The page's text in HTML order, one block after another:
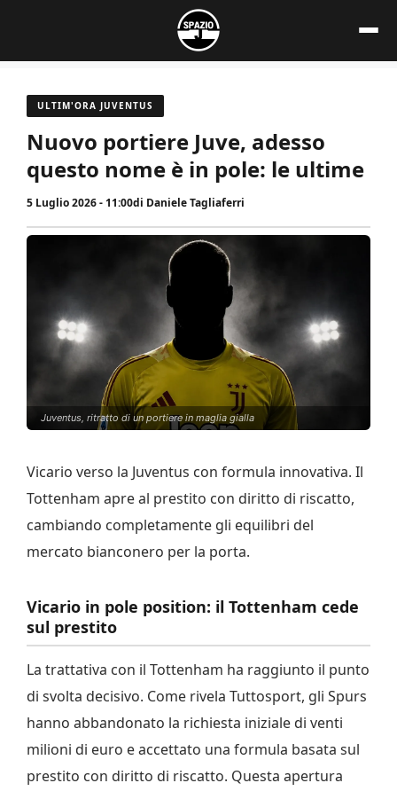
contenuto
ULTIM'ORA JUVENTUS
Nuovo portiere Juve, adesso
questo nome è in pole: le ultime
5 Luglio 2026 - 11:00di Daniele Tagliaferri
Juventus, ritratto di un portiere in maglia gialla
Vicario verso la Juventus con formula innovativa. Il
Tottenham apre al prestito con diritto di riscatto,
cambiando completamente gli equilibri del
mercato bianconero per la porta.
Vicario in pole position: il Tottenham cede
sul prestito
La trattativa con il Tottenham ha raggiunto il punto
di svolta decisivo. Come rivela Tuttosport, gli Spurs
hanno abbandonato la richiesta iniziale di venti
milioni di euro e accettato una formula basata sul
prestito con diritto di riscatto. Questa apertura